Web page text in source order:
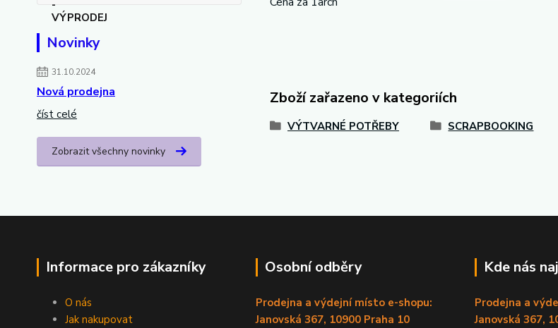
Novinky
31.10.2024
Nová prodejna
číst celé
Zobrazit všechny novinky
Zboží zařazeno v kategoriích
VÝTVARNÉ POTŘEBY SCRAPBOOKING
Informace pro zákazníky
O nás
Jak nakupovat
Osobní odběry
Prodejna a výdejní místo e-shopu:
Janovská 367, 10900 Praha 10
Kde nás
Prodejna a
Janovská 367,